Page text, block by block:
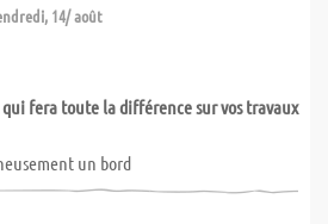
14/ août
fera toute la différence sur vos travaux
un bord